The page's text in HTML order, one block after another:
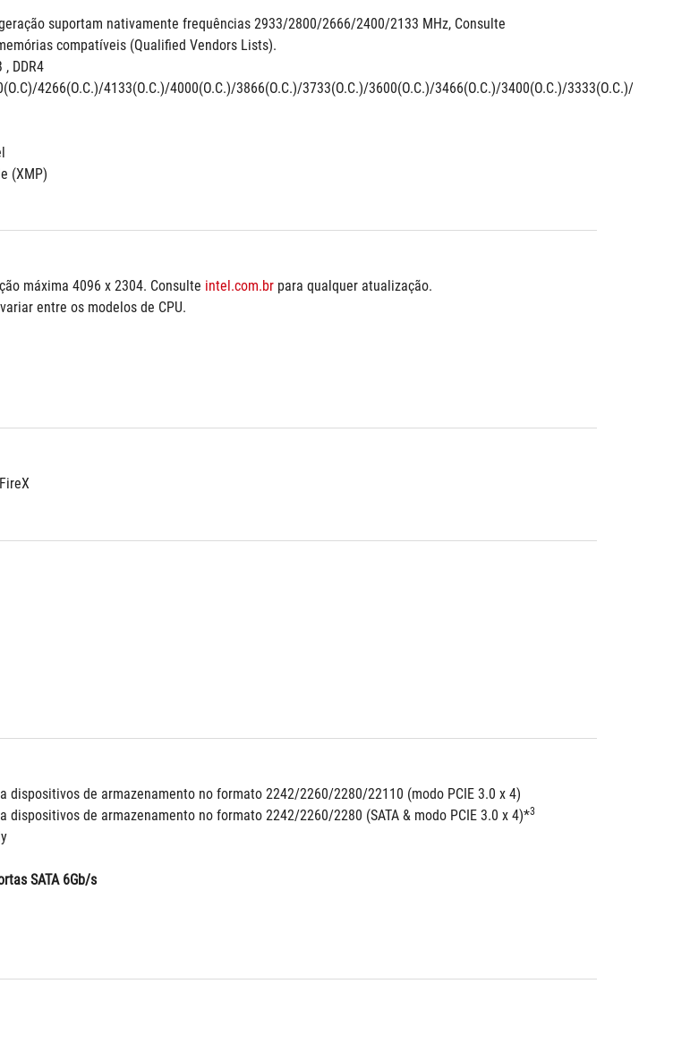
compatíveis (Qualified Vendors Lists).
DDR4
4266(O.C.)/4133(O.C.)/4000(O.C.)/3866(O.C.)/3733(O.C.)/3600(O.C.)/3466(O.C.)/3400(O.C.)/3333(O.C.)/
(XMP)
máxima 4096 x 2304. Consulte intel.com.br para qualquer atualização.
entre os modelos de CPU.
dispositivos de armazenamento no formato 2242/2260/2280/22110 (modo PCIE 3.0 x 4)
dispositivos de armazenamento no formato 2242/2260/2280 (SATA & modo PCIE 3.0 x 4)*3
SATA 6Gb/s